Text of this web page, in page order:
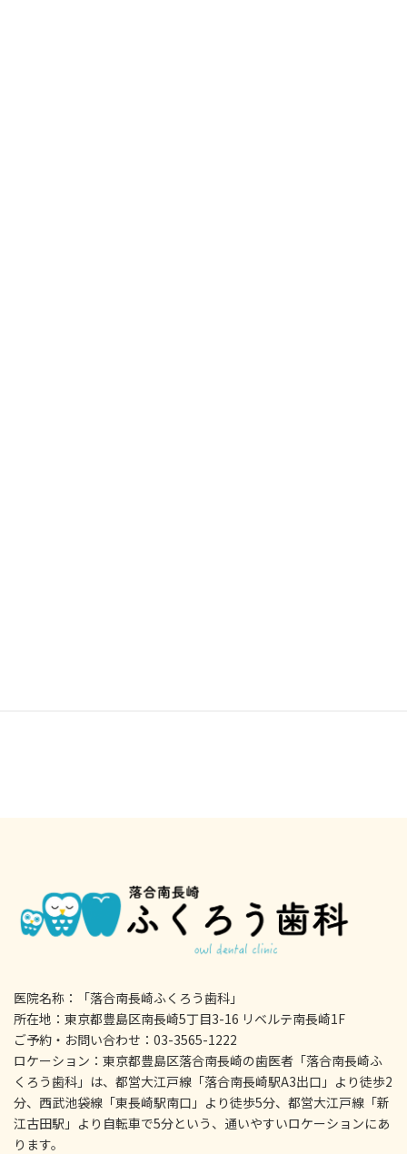
医院名称：「落合南長崎ふくろう歯科」
所在地：東京都豊島区南長崎5丁目3-16 リベルテ南長崎1F
ご予約・お問い合わせ：03-3565-1222
ロケーション：東京都豊島区落合南長崎の歯医者「落合南長崎ふ
くろう歯科」は、都営大江戸線「落合南長崎駅A3出口」より徒歩2
分、西武池袋線「東長崎駅南口」より徒歩5分、都営大江戸線「新
江古田駅」より自転車で5分という、通いやすいロケーションにあ
ります。